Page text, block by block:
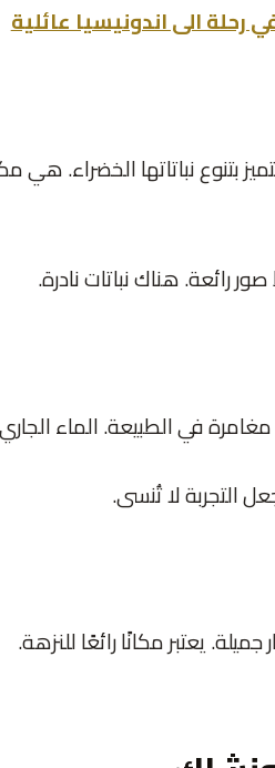
رحلة الى اندونيسيا عائلية
بتنوع نباتاتها الخضراء. هي
رائعة. هناك نباتات نادرة.
في الطبيعة. الماء
التجربة لا تُنسى.
يعتبر مكانًا رائعًا للنزهة.